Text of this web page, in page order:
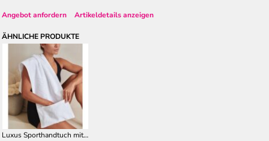
Angebot anfordern Artikeldetails anzeigen
ÄHNLICHE PRODUKTE
Luxus Sporthandtuch mit Geräteüberzug TC007